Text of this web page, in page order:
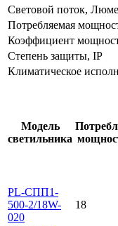
Световой поток,
Потребляемая
Коэффициент
Степень защиты, IP
Климатическое
Модель
светильника
PL-СПП1-
500-2/18W-
020
18